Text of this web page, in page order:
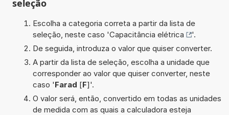
seleção
Escolha a categoria correta a partir da lista de
seleção, neste caso 'Capacitância elétrica
'.
De seguida, introduza o valor que quiser converter.
A partir da lista de seleção, escolha a unidade que
corresponder ao valor que quiser converter, neste
caso 'Farad [F]'.
O valor será, então, convertido em todas as unidades
de medida com as quais a calculadora esteja